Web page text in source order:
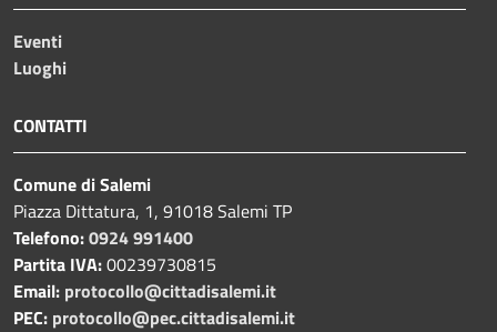
Eventi
Luoghi
CONTATTI
Comune di Salemi
Piazza Dittatura, 1, 91018 Salemi TP
Telefono:0924 991400
Partita IVA:00239730815
Email: protocollo@cittadisalemi.it
PEC: protocollo@pec.cittadisalemi.it